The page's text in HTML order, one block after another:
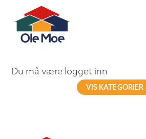
Du må være logget inn
VIS KATEGORIER